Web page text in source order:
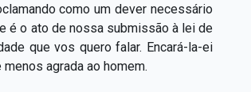
como um dever necessário
é o ato de nossa submissão à lei de
que vos quero falar. Encará-la-ei
agrada ao homem.